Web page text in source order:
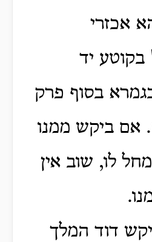
אכזרי
בקוטע יד
בסוף פרק
אם ביקש ממנו
לו, שוב אין
דוד המלך